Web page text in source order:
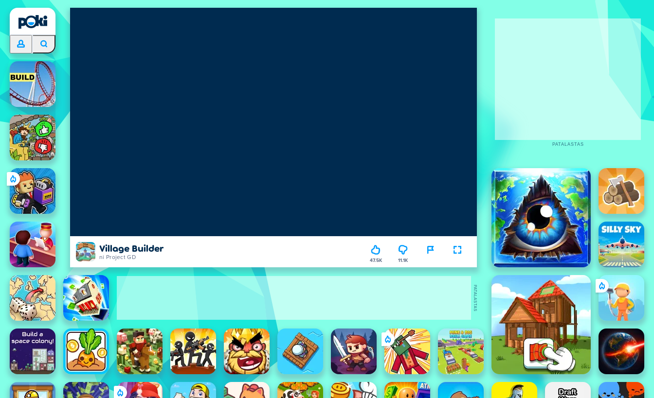
Village Builder
ni Project GD 47.5K 11.1K
PATALASTAS
PATALASTAS